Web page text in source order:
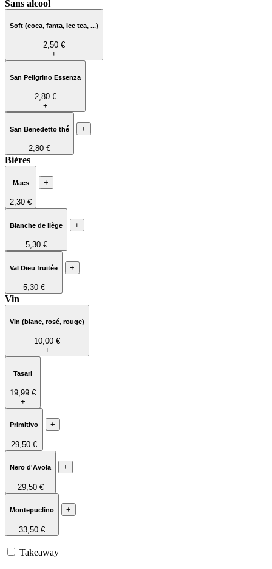
Sans alcool
Soft (coca, fanta, ice tea, ...)
2,50 €
+
San Peligrino Essenza
2,80 €
+
San Benedetto thé
2,80 €
+
Bières
Maes
2,30 €
+
Blanche de liège
5,30 €
+
Val Dieu fruitée
5,30 €
+
Vin
Vin (blanc, rosé, rouge)
10,00 €
+
Tasari
19,99 €
+
Primitivo
29,50 €
+
Nero d'Avola
29,50 €
+
Montepuclino
33,50 €
+
Takeaway